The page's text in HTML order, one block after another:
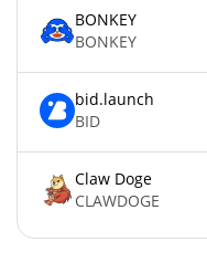
BONKEY
BONKEY
bid.launch
BID
Claw Doge
CLAWDOGE